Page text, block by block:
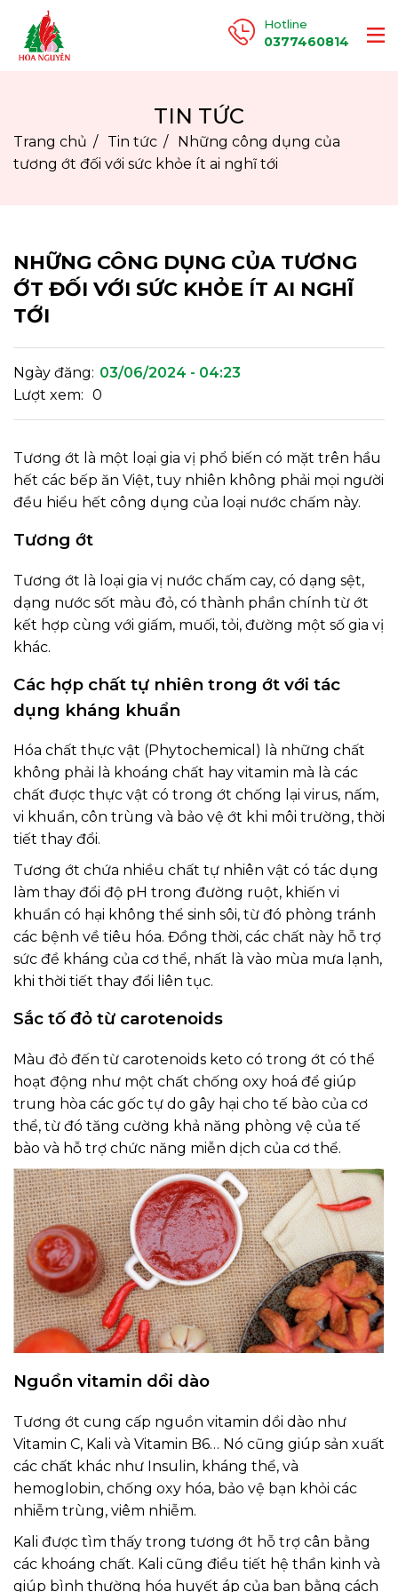
Trang chủ
Hệ thống phân phối
Tuyển dụng
Liên hệ
Hotline
0377460814
TIN TỨC
Trang chủ Tin tức
Những công dụng của
tương ớt đối với sức khỏe ít ai nghĩ tới
NHỮNG CÔNG DỤNG CỦA TƯƠNG
ỚT ĐỐI VỚI SỨC KHỎE ÍT AI NGHĨ
TỚI
Ngày đăng: 03/06/2024 - 04:23
Lượt xem: 0
Tương ớt là một loại gia vị phổ biến có mặt trên hầu
hết các bếp ăn Việt, tuy nhiên không phải mọi người
đều hiểu hết công dụng của loại nước chấm này.
Tương ớt
Tương ớt là loại gia vị nước chấm cay, có dạng sệt,
dạng nước sốt màu đỏ, có thành phần chính từ ớt
kết hợp cùng với giấm, muối, tỏi, đường một số gia vị
khác.
Các hợp chất tự nhiên trong ớt với tác
dụng kháng khuẩn
Hóa chất thực vật (Phytochemical) là những chất
không phải là khoáng chất hay vitamin mà là các
chất được thực vật có trong ớt chống lại virus, nấm,
vi khuẩn, côn trùng và bảo vệ ớt khi môi trường, thời
tiết thay đổi.
Tương ớt chứa nhiều chất tự nhiên vật có tác dụng
làm thay đổi độ pH trong đường ruột, khiến vi
khuẩn có hại không thể sinh sôi, từ đó phòng tránh
các bệnh về tiêu hóa. Đồng thời, các chất này hỗ trợ
sức đề kháng của cơ thể, nhất là vào mùa mưa lạnh,
khi thời tiết thay đổi liên tục.
Sắc tố đỏ từ carotenoids
Màu đỏ đến từ carotenoids keto có trong ớt có thể
hoạt động như một chất chống oxy hoá để giúp
trung hòa các gốc tự do gây hại cho tế bào của cơ
thể, từ đó tăng cường khả năng phòng vệ của tế
bào và hỗ trợ chức năng miễn dịch của cơ thể.
Nguồn vitamin dồi dào
Tương ớt cung cấp nguồn vitamin dồi dào như
Vitamin C, Kali và Vitamin B6… Nó cũng giúp sản xuất
các chất khác như Insulin, kháng thể, và
hemoglobin, chống oxy hóa, bảo vệ bạn khỏi các
nhiễm trùng, viêm nhiễm.
Kali được tìm thấy trong tương ớt hỗ trợ cân bằng
các khoáng chất. Kali cũng điều tiết hệ thần kinh và
giúp bình thường hóa huyết áp của bạn bằng cách